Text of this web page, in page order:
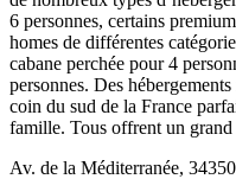
6 personnes, certains
homes de différentes
cabane perchée pour 4
personnes. Des
coin du sud de la France
famille. Tous offrent un
Av. de la Méditerranée,